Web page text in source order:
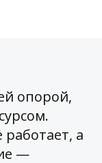
опорой,
а
—